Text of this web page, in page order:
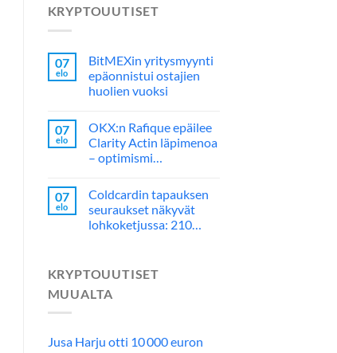
KRYPTOUUTISET
07
elo
BitMEXin yritysmyynti
epäonnistui ostajien
huolien vuoksi
07
elo
OKX:n Rafique epäilee
Clarity Actin läpimenoa
– optimismi…
07
elo
Coldcardin tapauksen
seuraukset näkyvät
lohkoketjussa: 210…
KRYPTOUUTISET
MUUALTA
Jusa Harju otti 10 000 euron